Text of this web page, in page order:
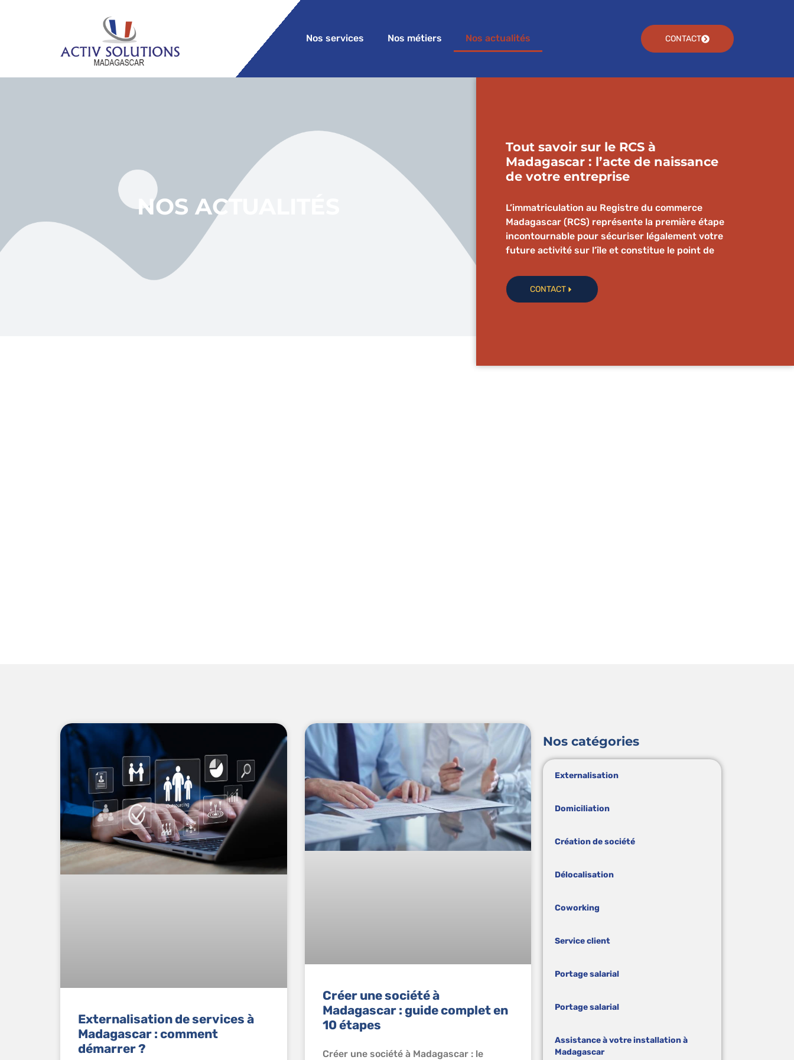
Nos services Nos métiers Nos actualités CONTACT
NOS ACTUALITÉS
Tout savoir sur le RCS à
Madagascar : l’acte de naissance
de votre entreprise
L’immatriculation au Registre du commerce
Madagascar (RCS) représente la première étape
incontournable pour sécuriser légalement votre
future activité sur l’île et constitue le point de
CONTACT
Externalisation de services à
Madagascar : comment
démarrer ?
Créer une société à
Madagascar : guide complet en
10 étapes
Créer une société à Madagascar : le
Nos catégories
Externalisation
Domiciliation
Création de société
Délocalisation
Coworking
Service client
Portage salarial
Portage salarial
Assistance à votre installation à
Madagascar